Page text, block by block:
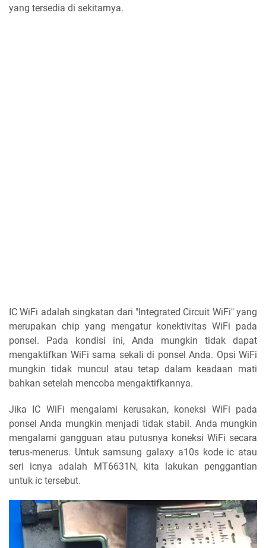
yang tersedia di sekitarnya.
IC WiFi adalah singkatan dari "Integrated Circuit WiFi" yang
merupakan chip yang mengatur konektivitas WiFi pada
ponsel. Pada kondisi ini, Anda mungkin tidak dapat
mengaktifkan WiFi sama sekali di ponsel Anda. Opsi WiFi
mungkin tidak muncul atau tetap dalam keadaan mati
bahkan setelah mencoba mengaktifkannya.
Jika IC WiFi mengalami kerusakan, koneksi WiFi pada
ponsel Anda mungkin menjadi tidak stabil. Anda mungkin
mengalami gangguan atau putusnya koneksi WiFi secara
terus-menerus. Untuk samsung galaxy a10s kode ic atau
seri icnya adalah MT6631N, kita lakukan penggantian
untuk ic tersebut.